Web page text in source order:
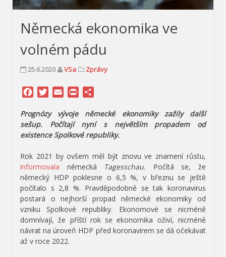
Německá ekonomika ve
volném pádu
25.6.2020 VSa Zprávy
Facebook
Twitter
Email Print
Prognózy vývoje německé ekonomiky zažily další
sešup. Počítají nyní s největším propadem od
existence Spolkové republiky.
Rok 2021 by ovšem měl být znovu ve znamení růstu,
informovala německá Tagesschau. Počítá se, že
německý HDP poklesne o 6,5 %, v březnu se ještě
počítalo s 2,8 %. Pravděpodobně se tak koronavirus
postará o nejhorší propad německé ekonomiky od
vzniku Spolkové republiky. Ekonomové se nicméně
domnívají, že příští rok se ekonomika oživí, nicméně
návrat na úroveň HDP před koronavirem se dá očekávat
až v roce 2022.